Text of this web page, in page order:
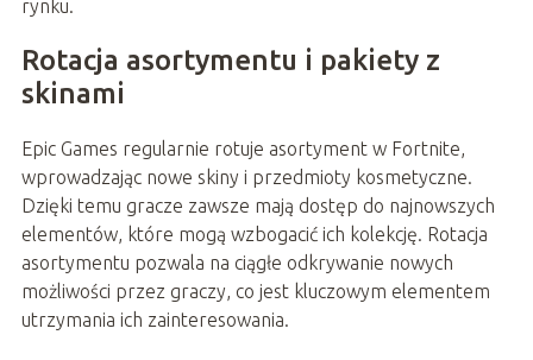
rynku.
Rotacja asortymentu i pakiety z
skinami
Epic Games regularnie rotuje asortyment w Fortnite,
wprowadzając nowe skiny i przedmioty kosmetyczne.
Dzięki temu gracze zawsze mają dostęp do najnowszych
elementów, które mogą wzbogacić ich kolekcję. Rotacja
asortymentu pozwala na ciągłe odkrywanie nowych
możliwości przez graczy, co jest kluczowym elementem
utrzymania ich zainteresowania.